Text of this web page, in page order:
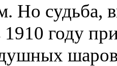
Но судьба,
1910 году